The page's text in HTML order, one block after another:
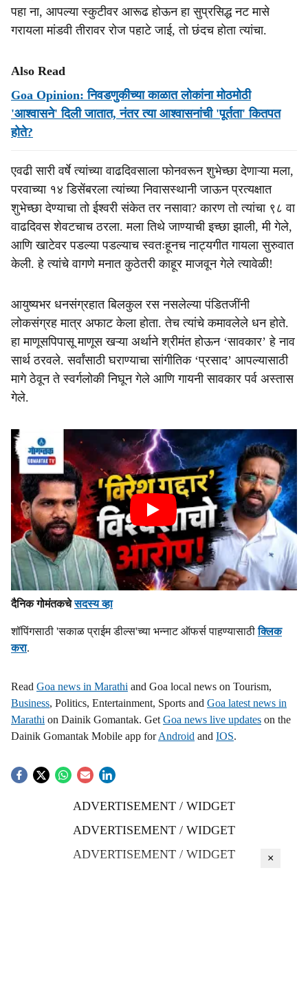
पहा ना, आपल्या स्कुटीवर आरूढ होऊन हा सुप्रसिद्ध नट मासे
गरायला मांडवी तीरावर रोज पहाटे जाई, तो छंदच होता त्यांचा.
Also Read
Goa Opinion: निवडणुकीच्या काळात लोकांना मोठमोठी
'आश्वासने' दिली जातात, नंतर त्या आश्वासनांची 'पूर्तता' कितपत
होते?
एवढी सारी वर्षे त्यांच्या वाढदिवसाला फोनवरून शुभेच्छा देणाऱ्या मला,
परवाच्या १४ डिसेंबरला त्यांच्या निवासस्थानी जाऊन प्रत्यक्षात
शुभेच्छा देण्याचा तो ईश्वरी संकेत तर नसावा? कारण तो त्यांचा ९८ वा
वाढदिवस शेवटचाच ठरला. मला तिथे जाण्याची इच्छा झाली, मी गेले,
आणि खाटेवर पडल्या पडल्याच स्वतःहूनच नाट्यगीत गायला सुरुवात
केली. हे त्यांचे वागणे मनात कुठेतरी काहूर माजवून गेले त्यावेळी!
आयुष्यभर धनसंग्रहात बिलकुल रस नसलेल्या पंडितजींनी
लोकसंग्रह मात्र अफाट केला होता. तेच त्यांचे कमावलेले धन होते.
हा माणूसपिपासू माणूस खऱ्या अर्थाने श्रीमंत होऊन ‘सावकार’ हे नाव
सार्थ ठरवले. सर्वांसाठी घराण्याचा सांगीतिक ‘प्रसाद’ आपल्यासाठी
मागे ठेवून ते स्वर्गलोकी निघून गेले आणि गायनी सावकार पर्व अस्तास
गेले.
दैनिक गोमंतकचेसदस्य व्हा
शॉपिंगसाठी 'सकाळ प्राईम डील्स'च्या भन्नाट ऑफर्स पाहण्यासाठीक्लिक
करा.
Read Goa news in Marathi and Goa local news on Tourism,
Business, Politics, Entertainment, Sports and Goa latest news in
Marathi on Dainik Gomantak. Get Goa news live updates on the
Dainik Gomantak Mobile app forAndroid and IOS.
ADVERTISEMENT / WIDGET
ADVERTISEMENT / WIDGET
ADVERTISEMENT / WIDGET
×